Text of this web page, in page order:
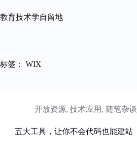
过
教育技术学自留地
标签： WIX
开放资源, 技术应用 , 随笔杂谈
五大工具，让你不会代码也能建站